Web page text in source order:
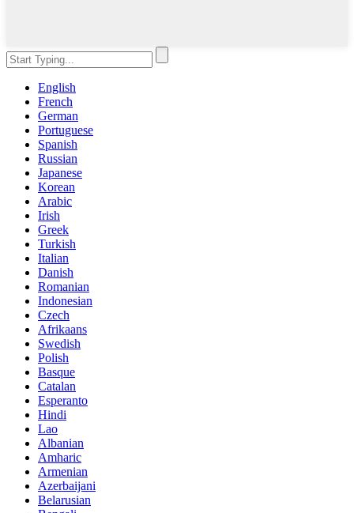
English
French
German
Portuguese
Spanish
Russian
Japanese
Korean
Arabic
Irish
Greek
Turkish
Italian
Danish
Romanian
Indonesian
Czech
Afrikaans
Swedish
Polish
Basque
Catalan
Esperanto
Hindi
Lao
Albanian
Amharic
Armenian
Azerbaijani
Belarusian